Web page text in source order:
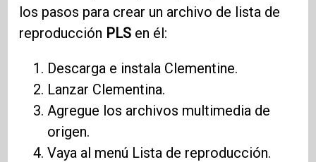
los pasos para crear un archivo de lista de
reproducción PLS en él:
Descarga e instala Clementine.
Lanzar Clementina.
Agregue los archivos multimedia de
origen.
Vaya al menú Lista de reproducción.